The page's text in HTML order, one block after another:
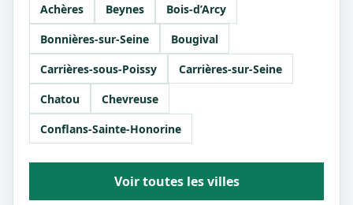
Achères Beynes
Bois-d’Arcy
Bonnières-sur-Seine
Bougival
Carrières-sous-Poissy
Carrières-sur-Seine
Chatou
Chevreuse
Conflans-Sainte-Honorine
Voir toutes les villes